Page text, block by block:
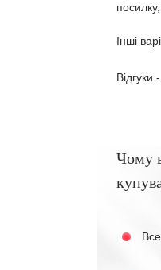
Інші
Відгуки
Чому